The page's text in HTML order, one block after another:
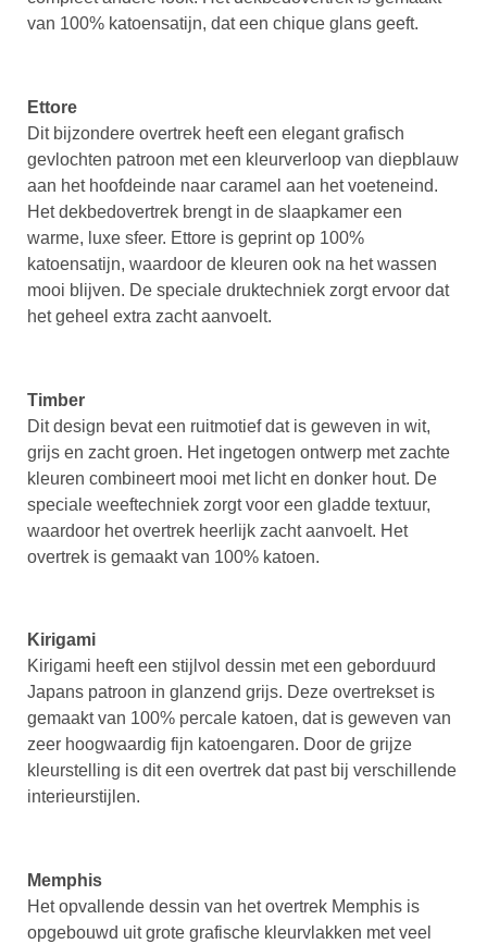
van 100% katoensatijn, dat een chique glans geeft.
Ettore
Dit bijzondere overtrek heeft een elegant grafisch
gevlochten patroon met een kleurverloop van diepblauw
aan het hoofdeinde naar caramel aan het voeteneind.
Het dekbedovertrek brengt in de slaapkamer een
warme, luxe sfeer. Ettore is geprint op 100%
katoensatijn, waardoor de kleuren ook na het wassen
mooi blijven. De speciale druktechniek zorgt ervoor dat
het geheel extra zacht aanvoelt.
Timber
Dit design bevat een ruitmotief dat is geweven in wit,
grijs en zacht groen. Het ingetogen ontwerp met zachte
kleuren combineert mooi met licht en donker hout. De
speciale weeftechniek zorgt voor een gladde textuur,
waardoor het overtrek heerlijk zacht aanvoelt. Het
overtrek is gemaakt van 100% katoen.
Kirigami
Kirigami heeft een stijlvol dessin met een geborduurd
Japans patroon in glanzend grijs. Deze overtrekset is
gemaakt van 100% percale katoen, dat is geweven van
zeer hoogwaardig fijn katoengaren. Door de grijze
kleurstelling is dit een overtrek dat past bij verschillende
interieurstijlen.
Memphis
Het opvallende dessin van het overtrek Memphis is
opgebouwd uit grote grafische kleurvlakken met veel